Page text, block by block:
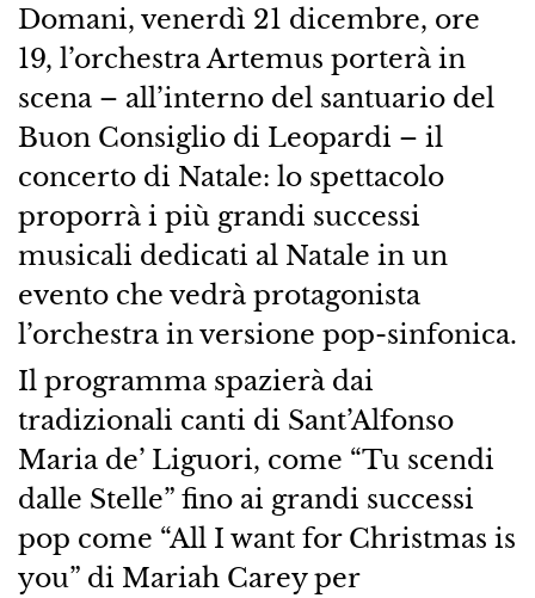
Domani, venerdì 21 dicembre, ore
19, l’orchestra Artemus porterà in
scena – all’interno del santuario del
Buon Consiglio di Leopardi – il
concerto di Natale: lo spettacolo
proporrà i più grandi successi
musicali dedicati al Natale in un
evento che vedrà protagonista
l’orchestra in versione pop-sinfonica.
Il programma spazierà dai
tradizionali canti di Sant’Alfonso
Maria de’ Liguori, come “Tu scendi
dalle Stelle” fino ai grandi successi
pop come “All I want for Christmas is
you” di Mariah Carey per